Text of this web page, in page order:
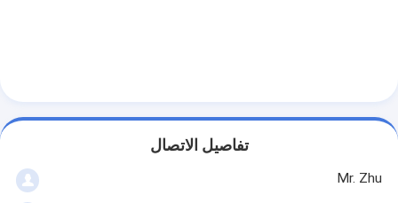
تفاصيل الاتصال
Mr. Zhu